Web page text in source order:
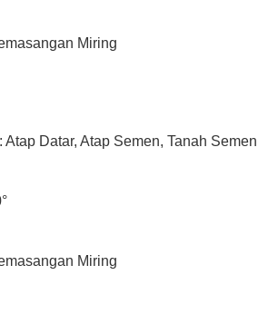
Miring
Datar, Atap Semen, Tanah Semen
Miring